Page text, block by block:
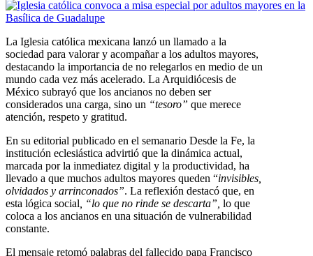
La Iglesia católica mexicana lanzó un llamado a la
sociedad para valorar y acompañar a los adultos mayores,
destacando la importancia de no relegarlos en medio de un
mundo cada vez más acelerado. La Arquidiócesis de
México subrayó que los ancianos no deben ser
considerados una carga, sino un “tesoro” que merece
atención, respeto y gratitud.
En su editorial publicado en el semanario Desde la Fe, la
institución eclesiástica advirtió que la dinámica actual,
marcada por la inmediatez digital y la productividad, ha
llevado a que muchos adultos mayores queden “invisibles,
olvidados y arrinconados”. La reflexión destacó que, en
esta lógica social , “lo que no rinde se descarta”, lo que
coloca a los ancianos en una situación de vulnerabilidad
constante.
El mensaje retomó palabras del fallecido papa Francisco